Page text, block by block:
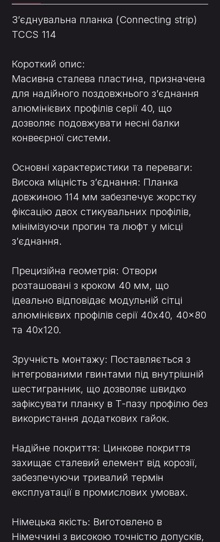
З’єднувальна планка (Connecting strip)
TCCS 114
Короткий опис:
Масивна сталева пластина, призначена
для надійного поздовжнього з’єднання
алюмінієвих профілів серії 40, що
дозволяє подовжувати несні балки
конвеєрної системи.
Основні характеристики та переваги:
Висока міцність з’єднання: Планка
довжиною 114 мм забезпечує жорстку
фіксацію двох стикувальних профілів,
мінімізуючи прогин та люфт у місці
з’єднання.
Прецизійна геометрія: Отвори
розташовані з кроком 40 мм, що
ідеально відповідає модульній сітці
алюмінієвих профілів серії 40x40, 40x80
та 40x120.
Зручність монтажу: Поставляється з
інтегрованими гвинтами під внутрішній
шестигранник, що дозволяє швидко
зафіксувати планку в Т-пазу профілю без
використання додаткових гайок.
Надійне покриття: Цинкове покриття
захищає сталевий елемент від корозії,
забезпечуючи тривалий термін
експлуатації в промислових умовах.
Німецька якість: Виготовлено в
Німеччині з високою точністю допусків,